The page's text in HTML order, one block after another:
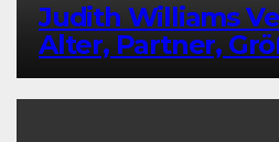
Judith Williams
Alter, Partner,